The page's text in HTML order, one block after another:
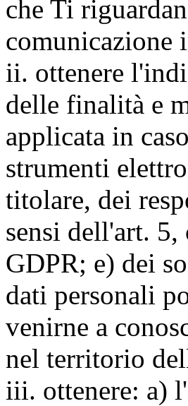
che Ti
ii. ottenere
delle finalità e
applicata in
strumenti
titolare, dei
sensi dell'art.
GDPR; e) dei
dati personali
venirne a
nel territorio
iii. ottenere: a)